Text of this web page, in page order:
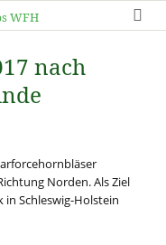
WFH
nach
Norden. Als Ziel
in Schleswig-Holstein